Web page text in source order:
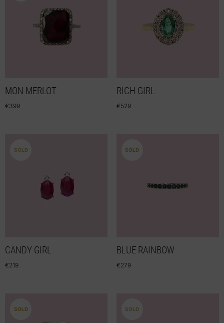
MON MERLOT
€399
RICH GIRL
€529
SOLD
CANDY GIRL
€219
SOLD
BLUE RAINBOW
€279
SOLD SOLD